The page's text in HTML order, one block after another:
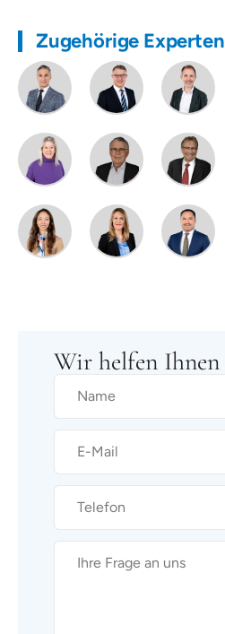
Zugehörige Experten
Wir helfen Ihnen